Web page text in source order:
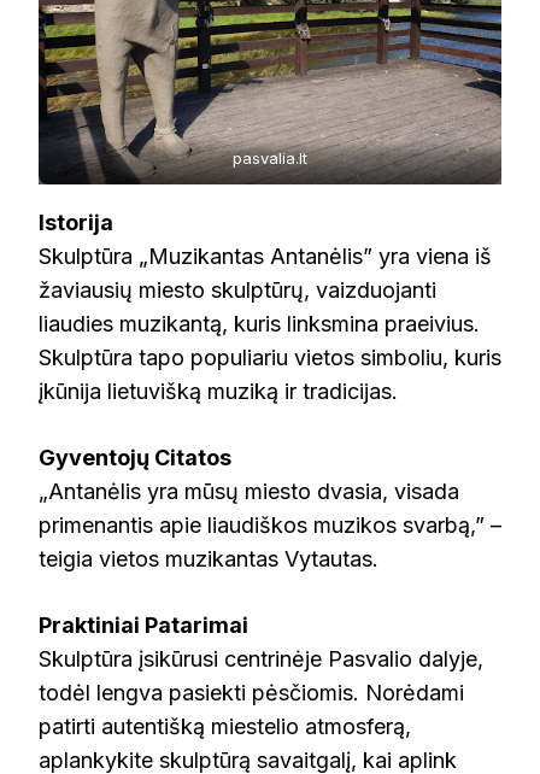
pasvalia.lt
Istorija
Skulptūra „Muzikantas Antanėlis” yra viena iš
žaviausių miesto skulptūrų, vaizduojanti
liaudies muzikantą, kuris linksmina praeivius.
Skulptūra tapo populiariu vietos simboliu, kuris
įkūnija lietuvišką muziką ir tradicijas.
Gyventojų Citatos
„Antanėlis yra mūsų miesto dvasia, visada
primenantis apie liaudiškos muzikos svarbą,” –
teigia vietos muzikantas Vytautas.
Praktiniai Patarimai
Skulptūra įsikūrusi centrinėje Pasvalio dalyje,
todėl lengva pasiekti pėsčiomis. Norėdami
patirti autentišką miestelio atmosferą,
aplankykite skulptūrą savaitgalį, kai aplink